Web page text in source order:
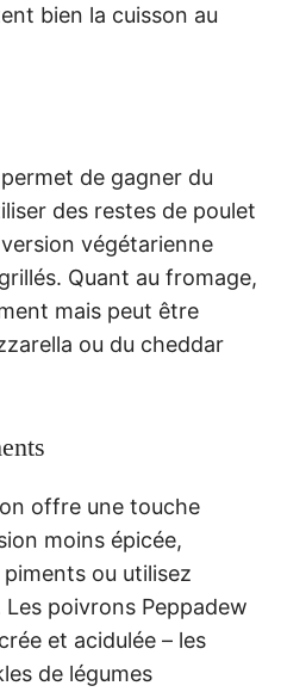
bien la cuisson au
de gagner du
des restes de poulet
végétarienne
Quant au fromage,
mais peut être
ou du cheddar
offre une touche
moins épicée,
ou utilisez
poivrons Peppadew
et acidulée – les
de légumes